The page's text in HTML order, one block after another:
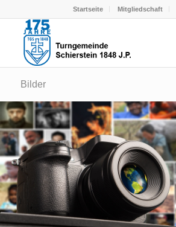
Startseite Mitgliedschaft
Bilder